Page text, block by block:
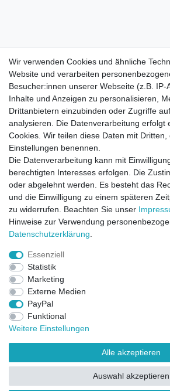
Direktkontakt per Telefon unter
Widerrufsrecht Widerrufsformular
Datenschutzerklärung
AGB
Wir verwenden Cookies und ähnliche
Website und verarbeiten
Besucher:innen unserer Webseite (z.B. IP-
Inhalte und Anzeigen zu personalisieren,
Drittanbietern einzubinden oder Zugriffe
analysieren. Die Datenverarbeitung erfolgt
Cookies. Wir teilen diese Daten mit Dritten,
Einstellungen benennen.
Die Datenverarbeitung kann mit
berechtigten Interesses erfolgen. Die
oder abgelehnt werden. Es besteht das
und die Einwilligung zu einem späteren
zu widerrufen. Beachten Sie unser
Hinweise zur Verwendung
Daten­schutz­erklärung
Essenziell
Statistik
Marketing
Externe Medien
PayPal
Funktional
Weitere Einstellungen
Alle akzeptieren
Auswahl akzeptieren